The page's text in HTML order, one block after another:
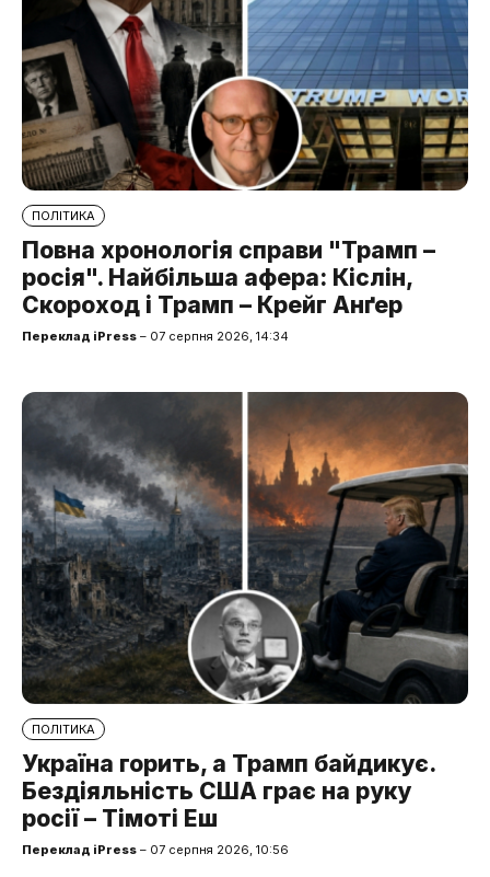
ПОЛІТИКА
Повна хронологія справи "Трамп –
росія". Найбільша афера: Кіслін,
Скороход і Трамп – Крейг Анґер
Переклад iPress – 07 серпня 2026, 14:34
ПОЛІТИКА
Україна горить, а Трамп байдикує.
Бездіяльність США грає на руку
росії – Тімоті Еш
Переклад iPress – 07 серпня 2026, 10:56